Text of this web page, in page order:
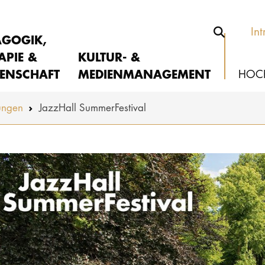
&
KULTUR- &
MEDIENMANAGEMENT
JazzHall SummerFestival